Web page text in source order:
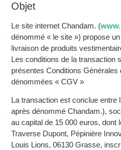
Objet
Le site internet Chandam. (
dénommé « le site ») propose
livraison de produits
Les conditions de la transaction
présentes Conditions Générales
dénommées « CGV »
La transaction est conclue entre
après dénommé Chandam.),
au capital de 15 000 euros, dont
Traverse Dupont, Pépinière
Louis Lions, 06130 Grasse,